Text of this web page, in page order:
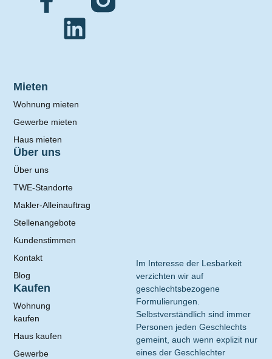
Im Interesse der Lesbarkeit
verzichten wir auf
geschlechtsbezogene
Formulierungen.
Selbstverständlich sind immer
Personen jeden Geschlechts
gemeint, auch wenn explizit nur
eines der Geschlechter
Mieten
Wohnung mieten
Gewerbe mieten
Haus mieten
Über uns
Über uns
TWE-Standorte
Makler-Alleinauftrag
Stellenangebote
Kundenstimmen
Kontakt
Blog
Kaufen
Wohnung
kaufen
Haus kaufen
Gewerbe